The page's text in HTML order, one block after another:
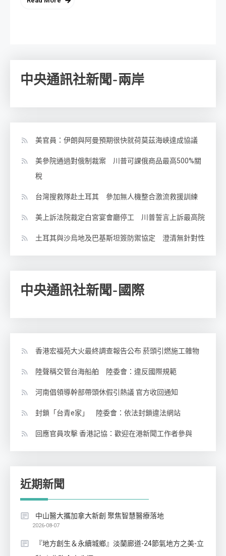
中央通訊社新聞-兩岸
美官員：伊朗與阿曼預期很快就荷莫茲海峽達成協議
美參院通過對俄制裁案 川普可課俄商品最高500%關
稅
台灣搜救隊赴土耳其 參加無人機整合激流救援訓練
美上訴法院裁定白宮宴會廳停工 川普誓言上訴最高院
土耳其與沙烏地及巴基斯坦簽防禦協定 澄清無針對性
中央通訊社新聞-國際
香港宏福苑大火最終調查報告公布 菸頭引燃施工雜物
陸聲稱交管台海船舶 陸委會：違反國際規範
河南倡領導幹部帶頭休假引熱議 官方收回通知
封鎖「台青e家」 陸委會：依法封鎖違法網站
回應官員攻擊 香港記協：歡迎在港新聞工作者參與
近期新聞
中山醫大攜加拿大新創 聚焦智慧醫療落地
2026-08-07
『地方創生＆永續城鄉』淡蘭廊道-24節氣地方之美-立